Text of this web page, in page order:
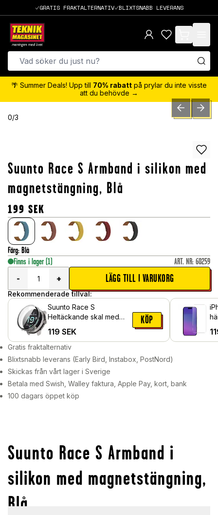
GRATIS FRAKTALTERNATIV BLIXTSNABB LEVERANS
items in cart,
🌴 Summer Deals! Upp till 70% rabatt på prylar du inte visste
att du behövde →
0/3 PREVIOUSNEXT
Suunto Race S Armband i silikon med
magnetstängning, Blå
199 SEK
Färg: Blå
Finns i lager (1) ART. NR: 60259
-
+ LÄGG TILL I VARUKORG
Rekommenderade tillval:
Suunto Race S
Heltäckande skal med
Genomskinlig
119 SEK
KÖP
Gratis fraktalternativ
Blixtsnabb leverans (Early Bird, Instabox, PostNord)
Skickas från vårt lager i Sverige
Betala med Swish, Walley faktura, Apple Pay, kort, bank
100 dagars öppet köp
Suunto Race S Armband i
silikon med magnetstängning,
Blå